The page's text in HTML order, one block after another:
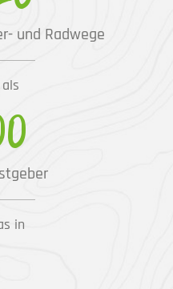
und Radwege
in